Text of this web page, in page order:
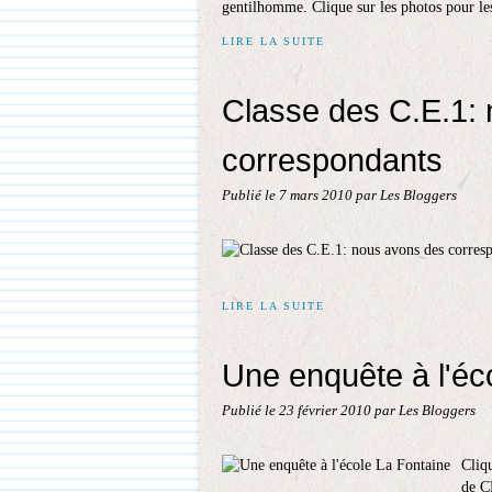
gentilhomme. Clique sur les photos pour
LIRE LA SUITE
Classe des C.E.1:
correspondants
Publié le 7 mars 2010 par Les Bloggers
LIRE LA SUITE
Une enquête à
Publié le 23 février 2010 par Les Bloggers
de